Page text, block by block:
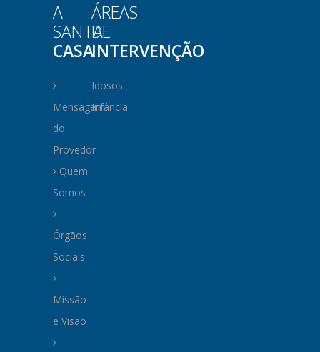
A
SANTA
CASA
Mensagem
do
Provedor
Quem
Somos
Órgãos
Sociais
Missão
e Visão
ÁREAS
DE
INTERVENÇÃO
Idosos
Infância